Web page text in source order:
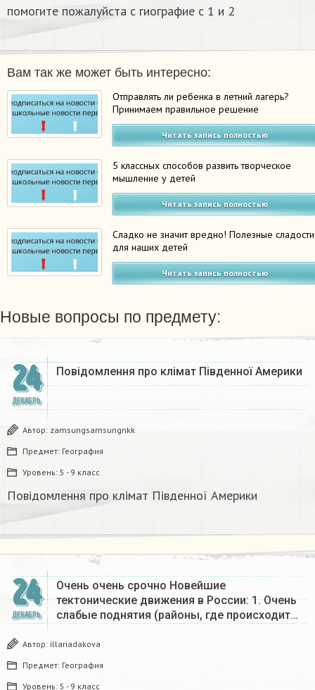
помогите пожалуйста с гиографие с 1 и 2​
Вам так же может быть интересно:
Отправлять ли ребенка в летний лагерь?
Принимаем правильное решение
Читать запись полностью
5 классных способов развить творческое
мышление у детей
Читать запись полностью
Сладко не значит вредно! Полезные сладости
для наших детей
Читать запись полностью
Новые вопросы по предмету:
24
ДЕКАБРЬ
Повідомлення про клімат Південної Америки
Автор: zamsungsamsungnkk
Предмет: География
Уровень: 5 - 9 класс
Повідомлення про клімат Південної Америки
24
ДЕКАБРЬ
Очень очень срочно Новейшие
тектонические движения в России: 1. Очень
слабые поднятия (районы, где происходит…
Автор: illariadakova
Предмет: География
Уровень: 5 - 9 класс